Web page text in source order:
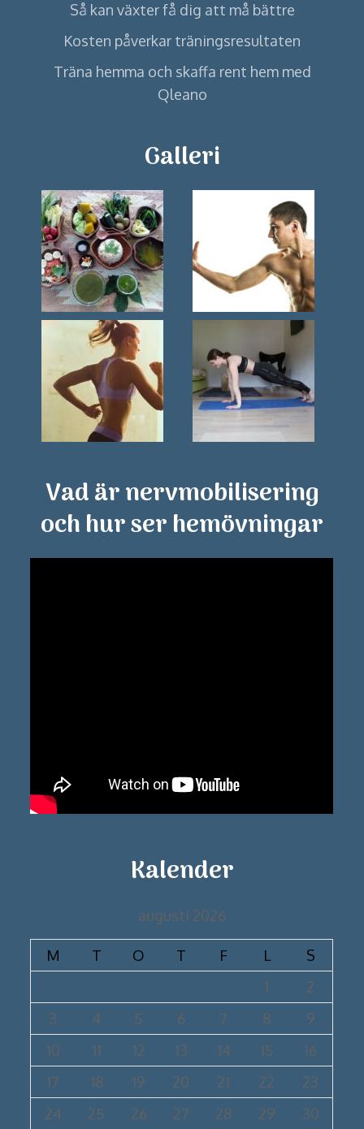
Så kan växter få dig att må bättre
Kosten påverkar träningsresultaten
Träna hemma och skaffa rent hem med
Qleano
Galleri
Vad är nervmobilisering
och hur ser hemövningar
Kalender
augusti 2026
M T O T F L
S
1
2
3
4 5 6 7 8
9
10
11 12 13 14 15
16
17
18 19 20 21 22
23
24
25 26 27 28 29 30